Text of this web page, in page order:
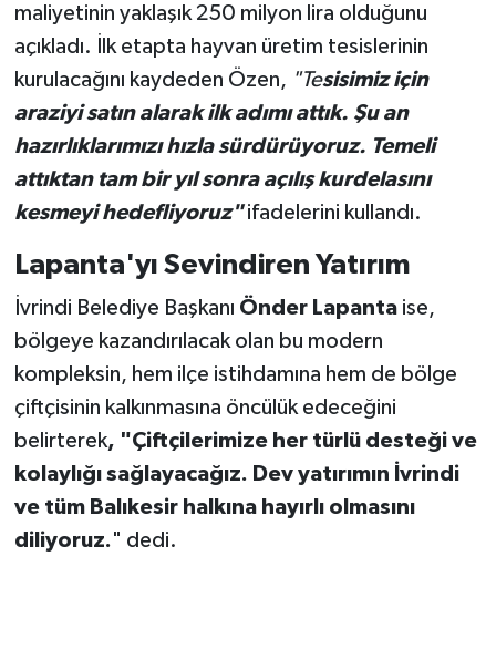
maliyetinin yaklaşık 250 milyon lira olduğunu
açıkladı. İlk etapta hayvan üretim tesislerinin
kurulacağını kaydeden Özen, "Tesisimiz için
araziyi satın alarak ilk adımı attık. Şu an
hazırlıklarımızı hızla sürdürüyoruz. Temeli
attıktan tam bir yıl sonra açılış kurdelasını
kesmeyi hedefliyoruz"ifadelerini kullandı.
Lapanta'yı Sevindiren Yatırım
İvrindi Belediye Başkanı Önder Lapanta ise,
bölgeye kazandırılacak olan bu modern
kompleksin, hem ilçe istihdamına hem de bölge
çiftçisinin kalkınmasına öncülük edeceğini
belirterek, "Çiftçilerimize her türlü desteği ve
kolaylığı sağlayacağız. Dev yatırımın İvrindi
ve tüm Balıkesir halkına hayırlı olmasını
diliyoruz." dedi.